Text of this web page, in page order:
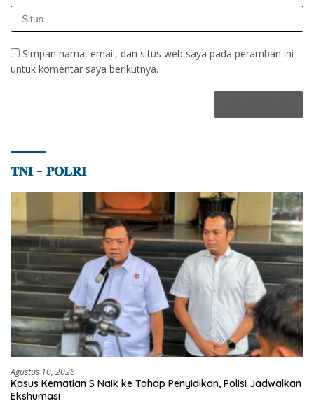
Simpan nama, email, dan situs web saya pada peramban ini
untuk komentar saya berikutnya.
𝐓𝐍𝐈 – 𝐏𝐎𝐋𝐑𝐈
Agustus 10, 2026
Kasus Kematian S Naik ke Tahap Penyidikan, Polisi Jadwalkan
Ekshumasi